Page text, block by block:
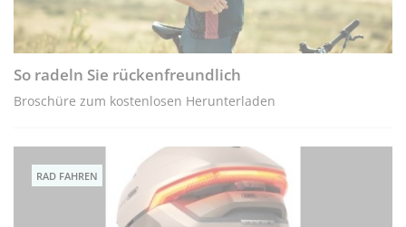
So radeln Sie rückenfreundlich
Broschüre zum kostenlosen Herunterladen
RAD FAHREN